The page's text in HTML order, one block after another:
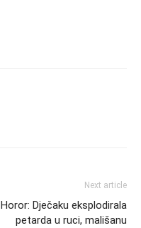
Next article
Horor: Dječaku eksplodirala
petarda u ruci, mališanu